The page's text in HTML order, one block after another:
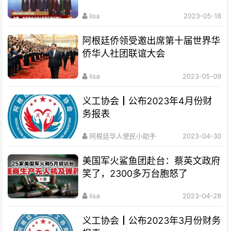
lisa 2023-05-18
阿根廷侨领受邀出席第十届世界华
侨华人社团联谊大会
lisa 2023-05-09
义工协会┃公布2023年4月份财
务报表
阿根廷华人便民小助手 2023-04-30
美国军火鲨鱼团赴台：蔡英文政府
笑了，2300多万台胞怒了
lisa 2023-04-28
义工协会┃公布2023年3月份财务